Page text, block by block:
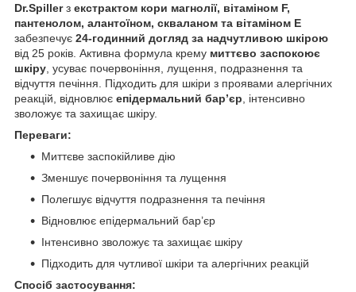
Dr.Spillerз екстрактом кори магнолії, вітаміном F,
пантенолом, алантоїном, скваланом та вітаміном Е
забезпечує 24-годинний догляд за надчутливою шкірою
від 25 років. Активна формула крему миттєво заспокоює
шкіру , усуває почервоніння, лущення, подразнення та
відчуття печіння. Підходить для шкіри з проявами алергічних
реакцій, відновлює епідермальний бар’єр , інтенсивно
зволожує та захищає шкіру.
Переваги:
Миттєве заспокійливе дію
Зменшує почервоніння та лущення
Полегшує відчуття подразнення та печіння
Відновлює епідермальний бар’єр
Інтенсивно зволожує та захищає шкіру
Підходить для чутливої шкіри та алергічних реакцій
Спосіб застосування: